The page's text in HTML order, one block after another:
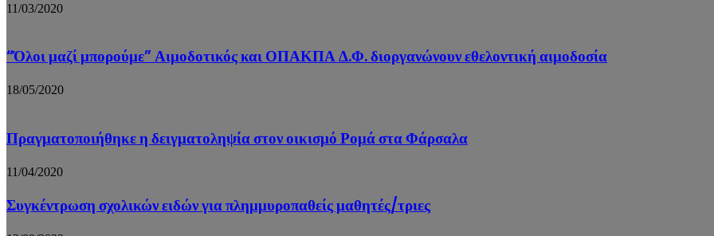
11/03/2020
“Όλοι μαζί μπορούμε” Αιμοδοτικός και ΟΠΑΚΠΑ Δ.Φ. διοργανώνουν εθελοντική αιμοδοσία
18/05/2020
Πραγματοποιήθηκε η δειγματοληψία στον οικισμό Ρομά στα Φάρσαλα
11/04/2020
Συγκέντρωση σχολικών ειδών για πλημμυροπαθείς μαθητές/τριες